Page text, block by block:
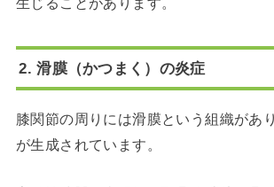
2. 滑膜（かつまく）の炎症
膝関節の周りには滑膜という組織があ
が生成されています。